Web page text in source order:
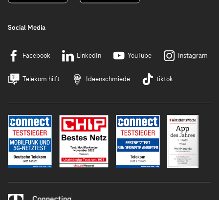
Social Media
Facebook LinkedIn YouTube Instagram
Telekom hilft Ideenschmiede tiktok